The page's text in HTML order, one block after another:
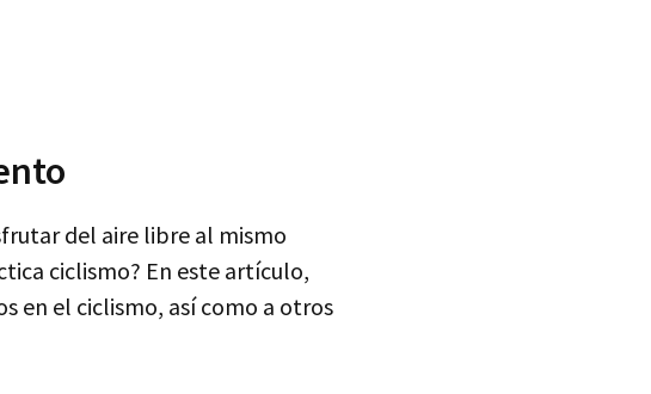
del aire libre al mismo
ciclismo? En este artículo,
en el ciclismo, así como a otros